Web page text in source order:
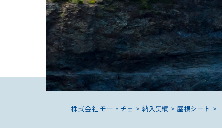
株式会社 モー・チェ > 納入実績 > 屋根シート >